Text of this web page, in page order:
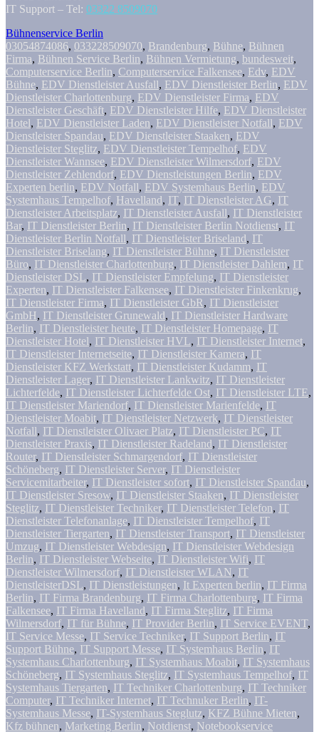
IT Support – Tel: 03322 8509070
Bühnenservice Berlin
03054874086, 033228509070, Brandenburg, Bühne, Bühnen
Firma, Bühnen Service Berlin, Bühnen Vermietung, bundesweit,
Computerservice Berlin, Computerservice Falkensee, Edv, EDV
Bühne, EDV Dienstleister Ausfall, EDV Dienstleister Berlin, EDV
Dienstleister Charlottenburg, EDV Dienstleister Firma, EDV
Dienstleister Geschäft, EDV Dienstleister Hilfe, EDV Dienstleister
Hotel, EDV Dienstleister Laden, EDV Dienstleister Notfall, EDV
Dienstleister Spandau, EDV Dienstleister Staaken, EDV
Dienstleister Steglitz, EDV Dienstleister Tempelhof, EDV
Dienstleister Wannsee, EDV Dienstleister Wilmersdorf, EDV
Dienstleister Zehlendorf, EDV Dienstleistungen Berlin, EDV
Experten berlin, EDV Notfall, EDV Systemhaus Berlin, EDV
Systemhaus Tempelhof, Havelland, IT, IT Dienstleister AG, IT
Dienstleister Arbeitsplatz, IT Dienstleister Ausfall, IT Dienstleister
Bar, IT Dienstleister Berlin, IT Dienstleister Berlin Notdienst, IT
Dienstleister Berlin Notfall, IT Dienstleister Briseland, IT
Dienstleister Briselang, IT Dienstleister Bühne, IT Dienstleister
Büro, IT Dienstleister Charlottenburg, IT Dienstleister Dahlem, IT
Dienstleister DSL, IT Dienstleister Empfelung, IT Dienstleister
Experten, IT Dienstleister Falkensee, IT Dienstleister Finkenkrug,
IT Dienstleister Firma, IT Dienstleister GbR, IT Dienstleister
GmbH, IT Dienstleister Grunewald, IT Dienstleister Hardware
Berlin, IT Dienstleister heute, IT Dienstleister Homepage, IT
Dienstleister Hotel, IT Dienstleister HVL, IT Dienstleister Internet,
IT Dienstleister Internetseite, IT Dienstleister Kamera, IT
Dienstleister KFZ Werkstatt, IT Dienstleister Kudamm, IT
Dienstleister Lager, IT Dienstleister Lankwitz, IT Dienstleister
Lichterfelde, IT Dienstleister Lichterfelde Ost, IT Dienstleister LTE,
IT Dienstleister Mariendorf, IT Dienstleister Marienfelde, IT
Dienstleister Moabit, IT Dienstleister Netzwerk, IT Dienstleister
Notfall, IT Dienstleister Olivaer Platz, IT Dienstleister PC, IT
Dienstleister Praxis, IT Dienstleister Radeland, IT Dienstleister
Router, IT Dienstleister Schmargendorf, IT Dienstleister
Schöneberg, IT Dienstleister Server, IT Dienstleister
Servicemitarbeiter, IT Dienstleister sofort, IT Dienstleister Spandau,
IT Dienstleister Sresow, IT Dienstleister Staaken, IT Dienstleister
Steglitz, IT Dienstleister Techniker, IT Dienstleister Telefon, IT
Dienstleister Telefonanlage, IT Dienstleister Tempelhof, IT
Dienstleister Tiergarten, IT Dienstleister Transport, IT Dienstleister
Umzug, IT Dienstleister Webdesign, IT Dienstleister Webdesign
Berlin, IT Dienstleister Webseite, IT Dienstleister Wifi, IT
Dienstleister Wilmersdorf, IT Dienstleister WLAN, IT
DienstleisterDSL, IT Dienstleistungen, It Experten berlin, IT Firma
Berlin, IT Firma Brandenburg, IT Firma Charlottenburg, IT Firma
Falkensee, IT Firma Havelland, IT Firma Steglitz, IT Firma
Wilmersdorf, IT für Bühne, IT Provider Berlin, IT Service EVENT,
IT Service Messe, IT Service Techniker, IT Support Berlin, IT
Support Bühne, IT Support Messe, IT Systemhaus Berlin, IT
Systemhaus Charlottenburg, IT Systemhaus Moabit, IT Systemhaus
Schöneberg, IT Systemhaus Steglitz, IT Systemhaus Tempelhof, IT
Systemhaus Tiergarten, IT Techniker Charlottenburg, IT Techniker
Computer, IT Techniker Internet, IT Technuker Berlin, IT-
Systemhaus Messe, IT-Systemhaus Steglutz, KFZ Bühne Mieten,
Kfz bühnen, Marketing Berlin, Notdienst, Notebookservice